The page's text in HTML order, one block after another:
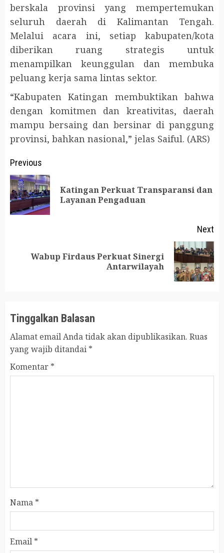
berskala provinsi yang mempertemukan
seluruh daerah di Kalimantan Tengah.
Melalui acara ini, setiap kabupaten/kota
diberikan ruang strategis untuk
menampilkan keunggulan dan membuka
peluang kerja sama lintas sektor.
“Kabupaten Katingan membuktikan bahwa
dengan komitmen dan kreativitas, daerah
mampu bersaing dan bersinar di panggung
provinsi, bahkan nasional,” jelas Saiful. (ARS)
Post
navigation
Previous
Katingan Perkuat Transparansi dan
Layanan Pengaduan
Next
Wabup Firdaus Perkuat Sinergi
Antarwilayah
Tinggalkan Balasan
Alamat email Anda tidak akan dipublikasikan. Ruas
yang wajib ditandai *
Komentar *
Nama *
Email *